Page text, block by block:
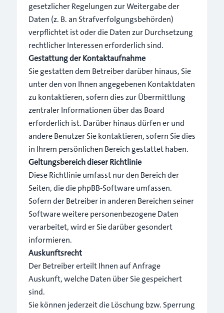
gesetzlicher Regelungen zur Weitergabe der
Daten (z. B. an Strafverfolgungsbehörden)
verpflichtet ist oder die Daten zur Durchsetzung
rechtlicher Interessen erforderlich sind.
Gestattung der Kontaktaufnahme
Sie gestatten dem Betreiber darüber hinaus, Sie
unter den von Ihnen angegebenen Kontaktdaten
zu kontaktieren, sofern dies zur Übermittlung
zentraler Informationen über das Board
erforderlich ist. Darüber hinaus dürfen er und
andere Benutzer Sie kontaktieren, sofern Sie dies
in Ihrem persönlichen Bereich gestattet haben.
Geltungsbereich dieser Richtlinie
Diese Richtlinie umfasst nur den Bereich der
Seiten, die die phpBB-Software umfassen.
Sofern der Betreiber in anderen Bereichen seiner
Software weitere personenbezogene Daten
verarbeitet, wird er Sie darüber gesondert
informieren.
Auskunftsrecht
Der Betreiber erteilt Ihnen auf Anfrage
Auskunft, welche Daten über Sie gespeichert
sind.
Sie können jederzeit die Löschung bzw. Sperrung